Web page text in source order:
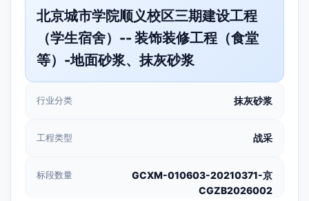
北京城市学院顺义校区三期建设工程
（学生宿舍）-- 装饰装修工程（食堂
等）-地面砂浆、抹灰砂浆
行业分类 抹灰砂浆
工程类型 战采
标段数量
GCXM-010603-20210371-京
CGZB2026002